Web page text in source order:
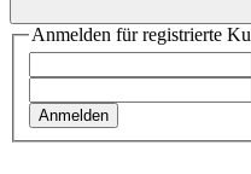
Anmelden für registrierte
Anmelden